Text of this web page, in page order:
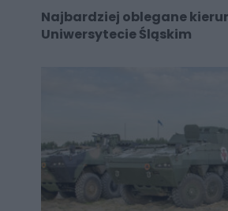
Najbardziej oblegane
Uniwersytecie Śląskim